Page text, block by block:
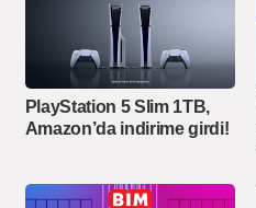
PlayStation 5 Slim 1TB,
Amazon’da indirime girdi!